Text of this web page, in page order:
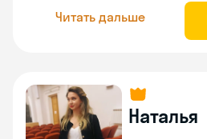
Читать дальше
Наталья